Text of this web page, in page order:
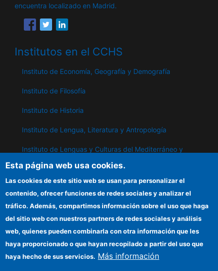
encuentra localizado en Madrid.
Institutos en el CCHS
Instituto de Economía, Geografía y Demografía
Instituto de Filosofía
Instituto de Historia
Instituto de Lengua, Literatura y Antropología
Instituto de Lenguas y Culturas del Mediterráneo y
Instituto de Políticas y Bienes Públicos
IPP
Sede electrónica CSIC
Información para proveedores
Esta página web usa cookies.
Las cookies de este sitio web se usan para personalizar el
contenido, ofrecer funciones de redes sociales y analizar el
tráfico. Además, compartimos información sobre el uso que haga
del sitio web con nuestros partners de redes sociales y análisis
web, quienes pueden combinarla con otra información que les
haya proporcionado o que hayan recopilado a partir del uso que
haya hecho de sus servicios. Más información